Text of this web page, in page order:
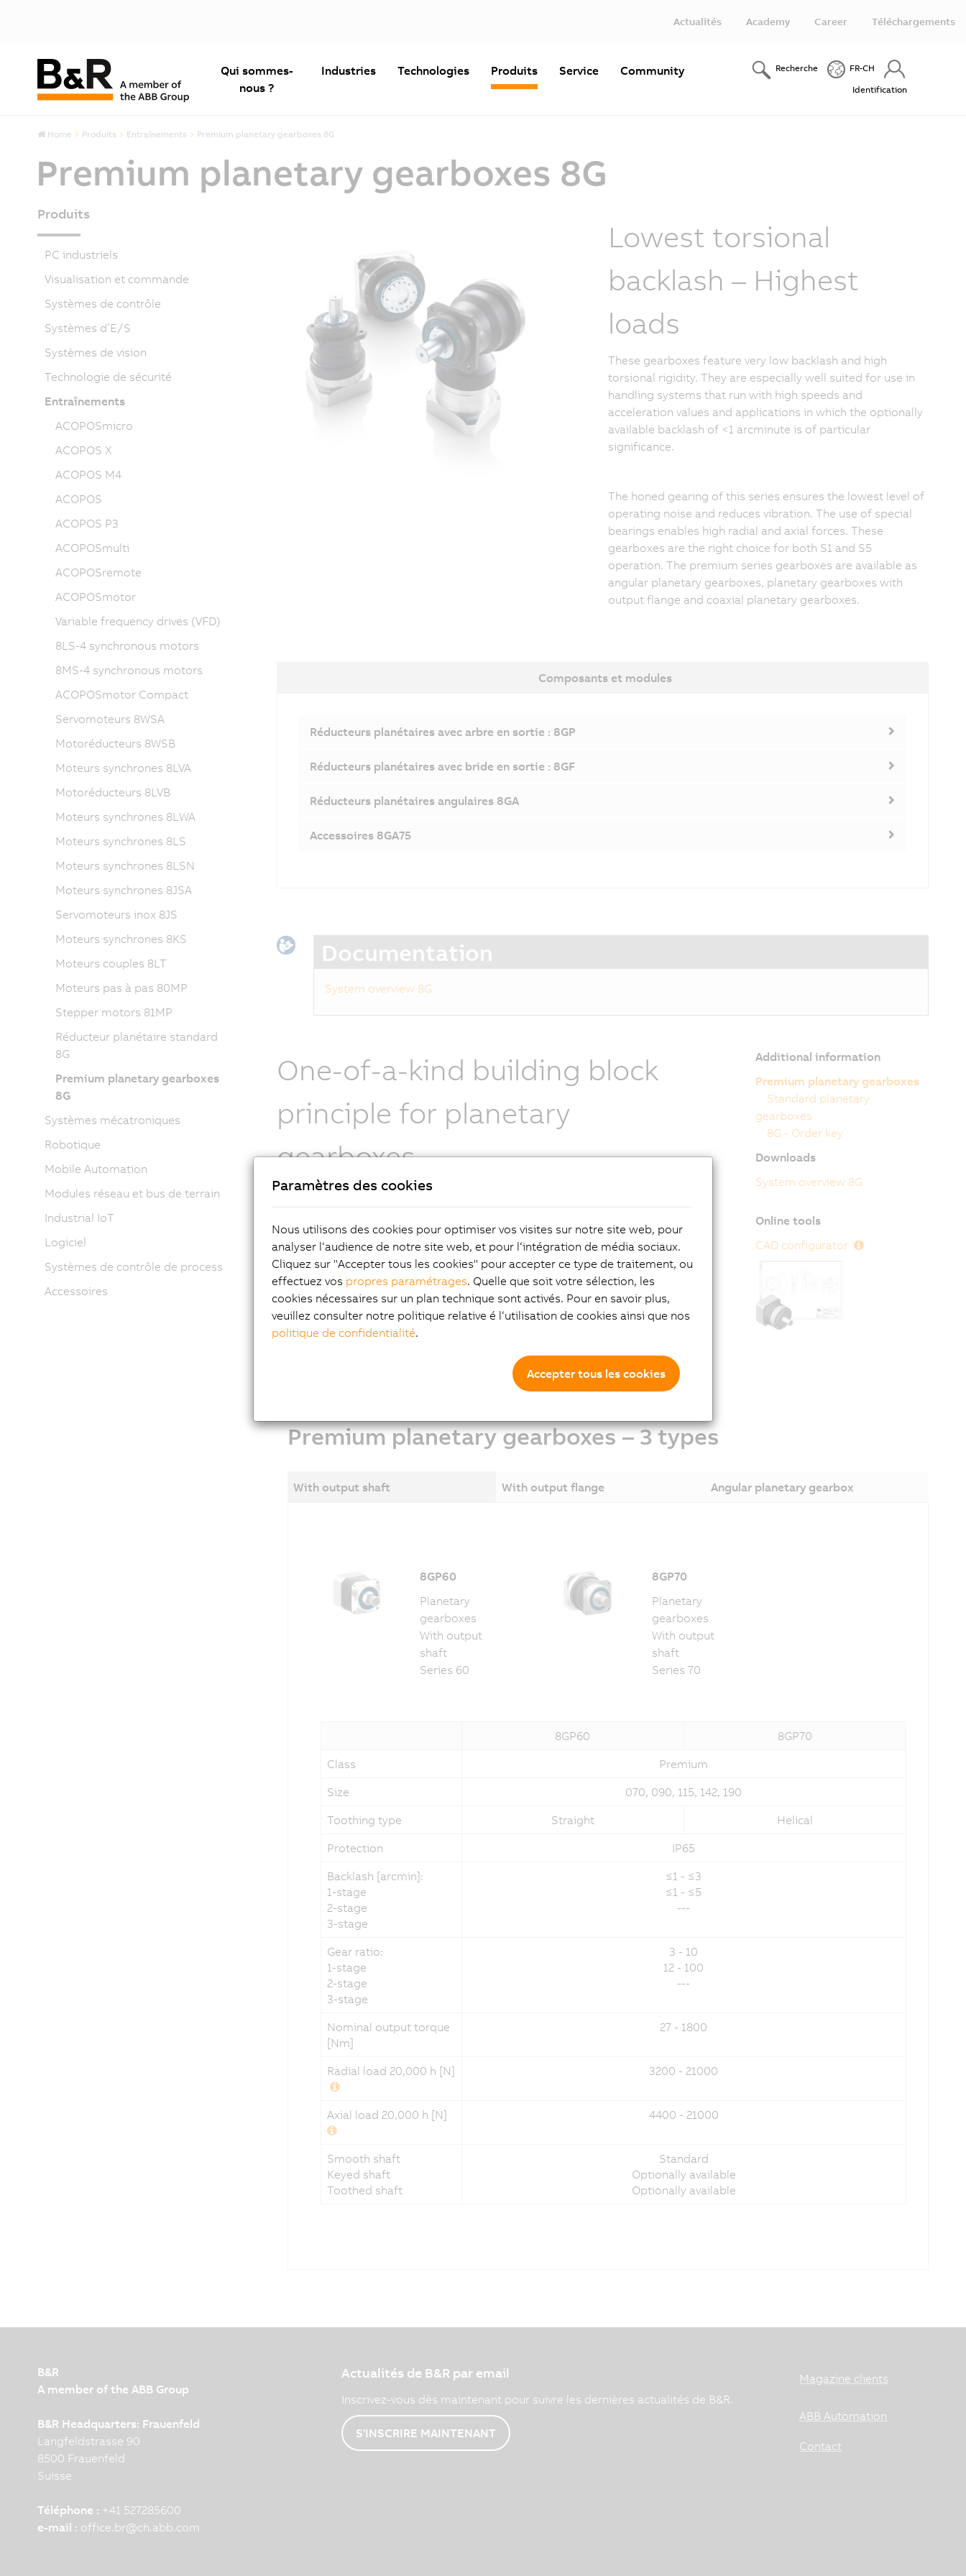
Actualités Academy Career Téléchargements
Qui sommes-
nous ?
Industries Technologies Produits Service Community Recherche FR-CH
Identification
Home Produits Entraînements Premium planetary gearboxes 8G
Premium planetary gearboxes 8G
Lowest torsional
backlash – Highest
loads
These gearboxes feature very low backlash and high
torsional rigidity. They are especially well suited for use in
handling systems that run with high speeds and
acceleration values and applications in which the optionally
available backlash of <1 arcminute is of particular
significance.
The honed gearing of this series ensures the lowest level of
operating noise and reduces vibration. The use of special
bearings enables high radial and axial forces. These
gearboxes are the right choice for both S1 and S5
operation. The premium series gearboxes are available as
angular planetary gearboxes, planetary gearboxes with
output flange and coaxial planetary gearboxes.
Composants et modules
Réducteurs planétaires avec arbre en sortie : 8GP
Réducteurs planétaires avec bride en sortie : 8GF
Réducteurs planétaires angulaires 8GA
Accessoires 8GA75
Documentation
System overview 8G
One-of-a-kind building block
principle for planetary
gearboxes
The standard gearboxes are single-stage for gear ratios i= 3, 4, 5, 7, 8 and 10 and
two-stage or three-stage designs. At the top of the product line, the premium
series provides backlash ≤ 1 arcmin as an option paired with high output
torques. B&R gearboxes from the standard series give you the possibility to
choose between all output geometries established on the market in the area of
coaxial planetary gearboxes.
This enables B&R to supply gearboxes for existing applications without having
to make changes to the machine.
Additional information
Premium planetary gearboxes
Standard planetary
gearboxes
8G - Order key
Downloads
System overview 8G
Online tools
CAD configurator
Premium planetary gearboxes – 3 types
With output shaft With output flange Angular planetary gearbox
8GP60
Planetary
gearboxes
With output
shaft
Series 60
8GP70
Planetary
gearboxes
With output
shaft
Series 70
8GP60
8GP70
Class
Premium
Size
070, 090, 115, 142, 190
Toothing type
Straight
Helical
Protection
IP65
Backlash [arcmin]:
1-stage
2-stage
3-stage
≤1 - ≤3
≤1 - ≤5
---
Gear ratio:
1-stage
2-stage
3-stage
3 - 10
12 - 100
---
Nominal output torque
[Nm]
27 - 1800
Radial load 20,000 h [N] 3200 - 21000
Axial load 20,000 h [N] 4400 - 21000
Smooth shaft
Keyed shaft
Toothed shaft
Standard
Optionally available
Optionally available
Produits
PC industriels
Visualisation et commande
Systèmes de contrôle
Systèmes d’E/S
Systèmes de vision
Technologie de sécurité
Entraînements
ACOPOSmicro
ACOPOS X
ACOPOS M4
ACOPOS
ACOPOS P3
ACOPOSmulti
ACOPOSremote
ACOPOSmotor
Variable frequency drives (VFD)
8LS-4 synchronous motors
8MS-4 synchronous motors
ACOPOSmotor Compact
Servomoteurs 8WSA
Motoréducteurs 8WSB
Moteurs synchrones 8LVA
Motoréducteurs 8LVB
Moteurs synchrones 8LWA
Moteurs synchrones 8LS
Moteurs synchrones 8LSN
Moteurs synchrones 8JSA
Servomoteurs inox 8JS
Moteurs synchrones 8KS
Moteurs couples 8LT
Moteurs pas à pas 80MP
Stepper motors 81MP
Réducteur planétaire standard
8G
Premium planetary gearboxes
8G
Systèmes mécatroniques
Robotique
Mobile Automation
Modules réseau et bus de terrain
Industrial IoT
Logiciel
Systèmes de contrôle de process
Accessoires
B&R
A member of the ABB Group
B&R Headquarters: Frauenfeld
Langfeldstrasse 90
8500 Frauenfeld
Suisse
Téléphone : +41 527285600
e-mail : office.br@ch.abb.com
Actualités de B&R par email
Inscrivez-vous dès maintenant pour suivre les dernières actualités de B&R.
S'INSCRIRE MAINTENANT
Magazine clients
ABB Automation
Contact
Paramètres des cookies
Nous utilisons des cookies pour optimiser vos visites sur notre site web, pour
analyser l‘audience de notre site web, et pour l‘intégration de média sociaux.
Cliquez sur "Accepter tous les cookies" pour accepter ce type de traitement, ou
effectuez vos propres paramétrages. Quelle que soit votre sélection, les
cookies nécessaires sur un plan technique sont activés. Pour en savoir plus,
veuillez consulter notre politique relative é l‘utilisation de cookies ainsi que nos
politique de confidentialité.
Accepter tous les cookies